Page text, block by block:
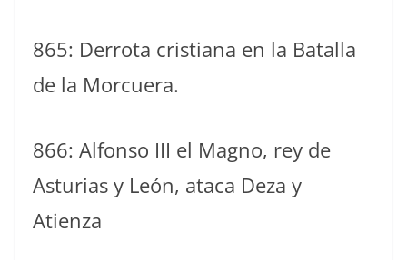
865: Derrota cristiana en la Batalla
de la Morcuera.
866: Alfonso III el Magno, rey de
Asturias y León, ataca Deza y
Atienza